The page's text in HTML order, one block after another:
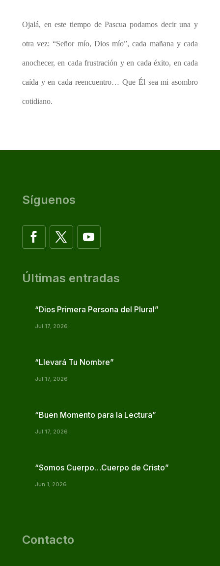
Ojalá, en este tiempo de Pascua podamos decir una y
otra vez: “Señor mío, Dios mío”, cada mañana y cada
anochecer, en cada frustración y en cada éxito, en cada
caída y en cada reencuentro… Que Él sea mi asombro
cotidiano.
Síguenos
Últimas entradas
“Dios Primera Persona del Plural”
Jul 17, 2026
“Llevará Tu Nombre”
Jul 17, 2026
“Buen Momento para la Lectura”
Jul 17, 2026
“Somos Cuerpo…Cuerpo de Cristo”
Jun 1, 2026
Contacto